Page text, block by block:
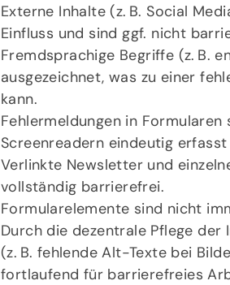
Externe Inhalte (z. B. Social
Einfluss und sind ggf. nicht
Fremdsprachige Begriffe (z. B.
ausgezeichnet, was zu einer
kann.
Fehlermeldungen in
Screenreadern eindeutig
Verlinkte Newsletter und
vollständig barrierefrei.
Formularelemente sind nicht
Durch die dezentrale Pflege der
(z. B. fehlende Alt-Texte bei
fortlaufend für barrierefreies